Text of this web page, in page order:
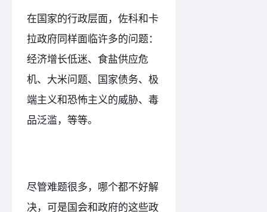
在国家的行政层面，佐科和卡
拉政府同样面临许多的问题：
经济增长低迷、食盐供应危
机、大米问题、国家债务、极
端主义和恐怖主义的威胁、毒
品泛滥，等等。
尽管难题很多，哪个都不好解
决，可是国会和政府的这些政